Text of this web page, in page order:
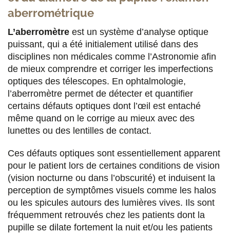
aberrométrique
L’aberromètre est un système d’analyse optique
puissant, qui a été initialement utilisé dans des
disciplines non médicales comme l’Astronomie afin
de mieux comprendre et corriger les imperfections
optiques des télescopes. En ophtalmologie,
l’aberromètre permet de détecter et quantifier
certains défauts optiques dont l’œil est entaché
même quand on le corrige au mieux avec des
lunettes ou des lentilles de contact.
Ces défauts optiques sont essentiellement apparent
pour le patient lors de certaines conditions de vision
(vision nocturne ou dans l’obscurité) et induisent la
perception de symptômes visuels comme les halos
ou les spicules autours des lumières vives. Ils sont
fréquemment retrouvés chez les patients dont la
pupille se dilate fortement la nuit et/ou les patients